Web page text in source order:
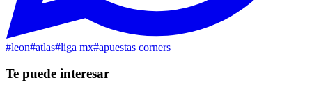
#leon#atlas#liga mx#apuestas corners
Te puede interesar